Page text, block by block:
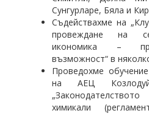
Сунгурларе, Бяла и
Съдействахме на
провеждане на
икономика –
възможност“ в
Проведохме
на АЕЦ
химикали